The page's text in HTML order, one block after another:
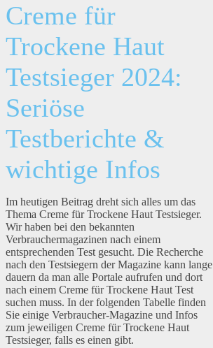
Creme für
Trockene Haut
Testsieger 2024:
Seriöse
Testberichte &
wichtige Infos
Im heutigen Beitrag dreht sich alles um das
Thema Creme für Trockene Haut Testsieger.
Wir haben bei den bekannten
Verbrauchermagazinen nach einem
entsprechenden Test gesucht. Die Recherche
nach den Testsiegern der Magazine kann lange
dauern da man alle Portale aufrufen und dort
nach einem Creme für Trockene Haut Test
suchen muss. In der folgenden Tabelle finden
Sie einige Verbraucher-Magazine und Infos
zum jeweiligen Creme für Trockene Haut
Testsieger, falls es einen gibt.